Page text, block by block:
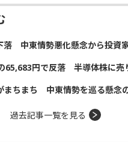
落 中東情勢悪化懸念から投資
65,683円で反落 半導体株に売
まちまち 中東情勢を巡る懸念
過去記事一覧を見る